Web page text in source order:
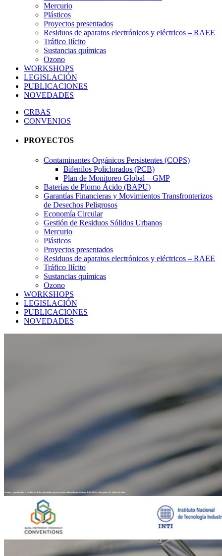
Mercurio
Plásticos
Proyectos presentados
Residuos de aparatos electrónicos y eléctricos – RAEE
Tráfico Ilícito
Sustancias químicas
Ozono
WORKSHOPS
LEGISLACIÓN
PUBLICACIONES
NOVEDADES
CRBAS
CONVENIOS
PROYECTOS
Contaminantes Orgánicos Persistentes (COPS)
Bifenilos Policlorados (PCB)
Plan de Monitoreo Global – GMP
Baterías de Plomo Ácido (BAPU)
Garantías Financieras y Movimientos Transfronterizos
de Desechos Peligrosos
Economía Circular
Gestión de Residuos Sólidos Urbanos
Mercurio
Plásticos
Proyectos presentados
Residuos de aparatos electrónicos y eléctricos – RAEE
Tráfico Ilícito
Sustancias químicas
Ozono
WORKSHOPS
LEGISLACIÓN
PUBLICACIONES
NOVEDADES
Webinar regional sobre la Evaluación de las capacidades para la gestión ambientalmente racional de los PCBs en los países de América Latina